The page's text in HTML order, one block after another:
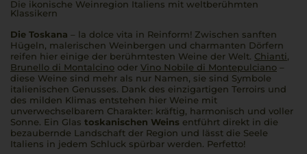
Die ikonische Weinregion Italiens mit weltberühmten
Klassikern
Die Toskana – la dolce vita in Reinform! Zwischen sanften
Hügeln, malerischen Weinbergen und charmanten Dörfern
reifen hier einige der berühmtesten Weine der Welt. Chianti,
Brunello di Montalcino oder Vino Nobile di Montepulciano –
diese Weine sind mehr als nur Namen, sie sind Symbole
italienischen Genusses. Dank des einzigartigen Terroirs und
des milden Klimas entstehen hier Weine mit
unverwechselbarem Charakter: kräftig, harmonisch und voller
Sonne. Ein Glas toskanischen Weins entführt direkt in die
bezaubernde Landschaft der Region und lässt die Seele
Italiens in jedem Schluck spürbar werden. Perfetto!